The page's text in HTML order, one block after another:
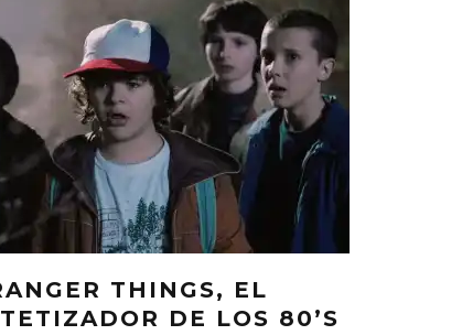
THINGS, EL
DE LOS 80’S